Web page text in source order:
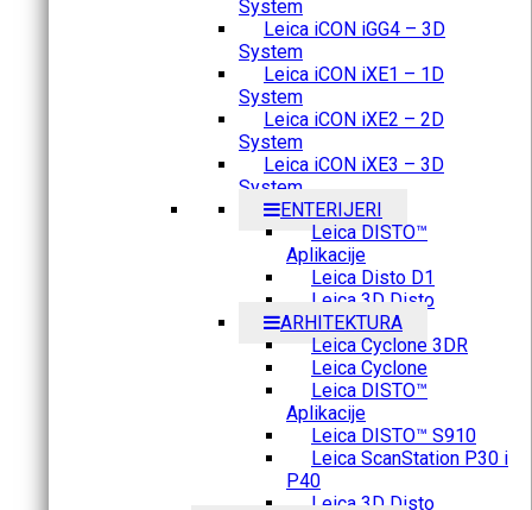
System
Leica iCON iGG4 – 3D
System
Leica iCON iXE1 – 1D
System
Leica iCON iXE2 – 2D
System
Leica iCON iXE3 – 3D
System
ENTERIJERI
Leica DISTO™
Aplikacije
Leica Disto D1
Leica 3D Disto
ARHITEKTURA
Leica Cyclone 3DR
Leica Cyclone
Leica DISTO™
Aplikacije
Leica DISTO™ S910
Leica ScanStation P30 i
P40
Leica 3D Disto